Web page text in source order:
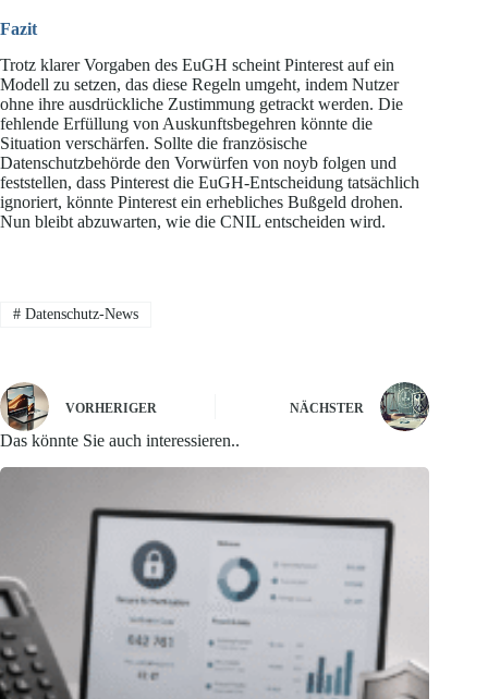
Fazit
Trotz klarer Vorgaben des EuGH scheint Pinterest auf ein
Modell zu setzen, das diese Regeln umgeht, indem Nutzer
ohne ihre ausdrückliche Zustimmung getrackt werden. Die
fehlende Erfüllung von Auskunftsbegehren könnte die
Situation verschärfen. Sollte die französische
Datenschutzbehörde den Vorwürfen von noyb folgen und
feststellen, dass Pinterest die EuGH-Entscheidung tatsächlich
ignoriert, könnte Pinterest ein erhebliches Bußgeld drohen.
Nun bleibt abzuwarten, wie die CNIL entscheiden wird.
#Datenschutz-News
VORHERIGER NÄCHSTER
Das könnte Sie auch interessieren..